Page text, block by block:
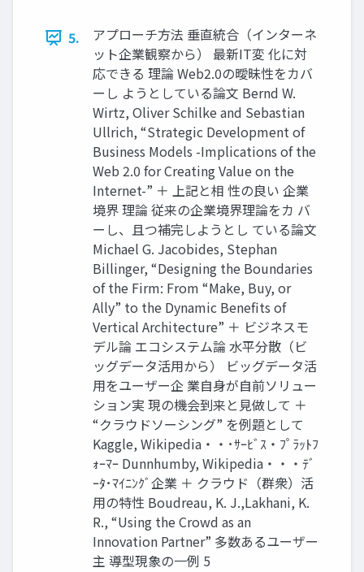
5.
アプローチ方法 垂直統合（インターネ
ット企業観察から） 最新IT変 化に対
応できる 理論 Web2.0の曖昧性をカバ
ーし ようとしている論文 Bernd W.
Wirtz, Oliver Schilke and Sebastian
Ullrich, “Strategic Development of
Business Models -Implications of the
Web 2.0 for Creating Value on the
Internet-” ＋ 上記と相 性の良い 企業
境界 理論 従来の企業境界理論をカ バ
ーし、且つ補完しようとし ている論文
Michael G. Jacobides, Stephan
Billinger, “Designing the Boundaries
of the Firm: From “Make, Buy, or
Ally” to the Dynamic Benefits of
Vertical Architecture” ＋ ビジネスモ
デル論 エコシステム論 水平分散（ビ
ッグデータ活用から） ビッグデータ活
用をユーザー企 業自身が自前ソリュー
ション実 現の機会到来と見做して ＋
“クラウドソーシング” を例題として
Kaggle, Wikipedia・・･ｻｰﾋﾞｽ・ﾌﾟﾗｯﾄﾌ
ｫｰﾏｰ Dunnhumby, Wikipedia・・・ﾃﾞ
ｰﾀ･ﾏｲﾆﾝｸﾞ企業 ＋ クラウド（群衆）活
用の特性 Boudreau, K. J.,Lakhani, K.
R., “Using the Crowd as an
Innovation Partner” 多数あるユーザー
主 導型現象の一例 5